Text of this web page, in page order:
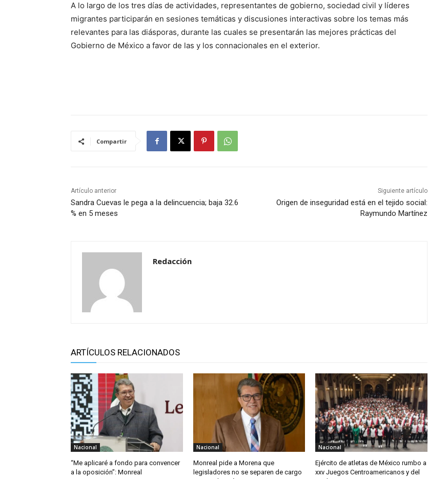
A lo largo de los tres días de actividades, representantes de gobierno, sociedad civil y líderes
migrantes participarán en sesiones temáticas y discusiones interactivas sobre los temas más
relevantes para las diásporas, durante las cuales se presentarán las mejores prácticas del
Gobierno de México a favor de las y los connacionales en el exterior.
Compartir
Artículo anterior
Sandra Cuevas le pega a la delincuencia; baja 32.6
% en 5 meses
Siguiente artículo
Origen de inseguridad está en el tejido social:
Raymundo Martínez
Redacción
ARTÍCULOS RELACIONADOS
Nacional
“Me aplicaré a fondo para convencer
a la oposición”: Monreal
Nacional
Monreal pide a Morena que
legisladores no se separen de cargo
Nacional
Ejército de atletas de México rumbo a
xxv Juegos Centroamericanos y del